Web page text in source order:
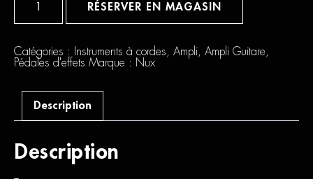
Pro
RÉSERVER EN MAGASIN
Catégories : Instruments à cordes Ampli Ampli Guitare
Pédales d'effets Marque : Nux
Description
Description